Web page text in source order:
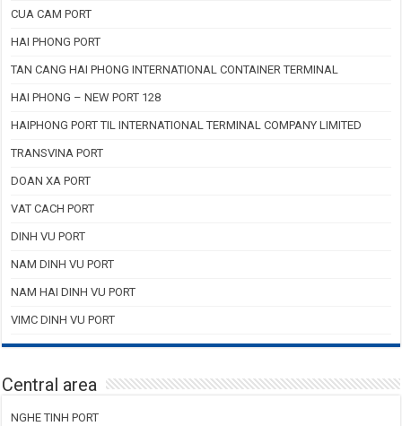
CUA CAM PORT
HAI PHONG PORT
TAN CANG HAI PHONG INTERNATIONAL CONTAINER TERMINAL
HAI PHONG – NEW PORT 128
HAIPHONG PORT TIL INTERNATIONAL TERMINAL COMPANY LIMITED
TRANSVINA PORT
DOAN XA PORT
VAT CACH PORT
DINH VU PORT
NAM DINH VU PORT
NAM HAI DINH VU PORT
VIMC DINH VU PORT
Central area
NGHE TINH PORT